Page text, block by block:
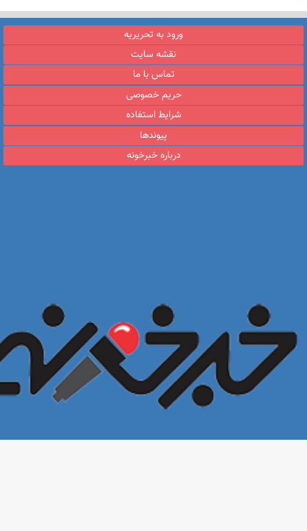
ورود به تحریریه
نقشه سایت
تماس با ما
حریم خصوصی
شرایط استفاده
پیوندها
درباره خبرخونه